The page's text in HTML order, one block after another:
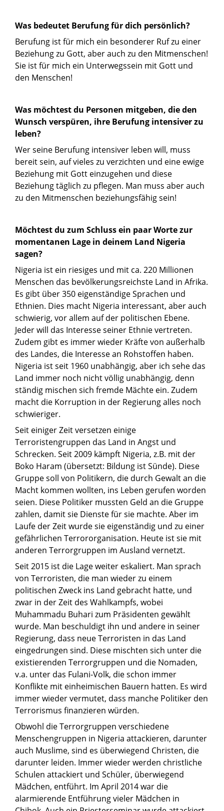
Was bedeutet Berufung für dich persönlich?
Berufung ist für mich ein besonderer Ruf zu einer
Beziehung zu Gott, aber auch zu den Mitmenschen!
Sie ist für mich ein Unterwegssein mit Gott und
den Menschen!
Was möchtest du Personen mitgeben, die den
Wunsch verspüren, ihre Berufung intensiver zu
leben?
Wer seine Berufung intensiver leben will, muss
bereit sein, auf vieles zu verzichten und eine ewige
Beziehung mit Gott einzugehen und diese
Beziehung täglich zu pflegen. Man muss aber auch
zu den Mitmenschen beziehungsfähig sein!
Möchtest du zum Schluss ein paar Worte zur
momentanen Lage in deinem Land Nigeria
sagen?
Nigeria ist ein riesiges und mit ca. 220 Millionen
Menschen das bevölkerungsreichste Land in Afrika.
Es gibt über 350 eigenständige Sprachen und
Ethnien. Dies macht Nigeria interessant, aber auch
schwierig, vor allem auf der politischen Ebene.
Jeder will das Interesse seiner Ethnie vertreten.
Zudem gibt es immer wieder Kräfte von außerhalb
des Landes, die Interesse an Rohstoffen haben.
Nigeria ist seit 1960 unabhängig, aber ich sehe das
Land immer noch nicht völlig unabhängig, denn
ständig mischen sich fremde Mächte ein. Zudem
macht die Korruption in der Regierung alles noch
schwieriger.
Seit einiger Zeit versetzen einige
Terroristengruppen das Land in Angst und
Schrecken. Seit 2009 kämpft Nigeria, z.B. mit der
Boko Haram (übersetzt: Bildung ist Sünde). Diese
Gruppe soll von Politikern, die durch Gewalt an die
Macht kommen wollten, ins Leben gerufen worden
seien. Diese Politiker mussten Geld an die Gruppe
zahlen, damit sie Dienste für sie machte. Aber im
Laufe der Zeit wurde sie eigenständig und zu einer
gefährlichen Terrororganisation. Heute ist sie mit
anderen Terrorgruppen im Ausland vernetzt.
Seit 2015 ist die Lage weiter eskaliert. Man sprach
von Terroristen, die man wieder zu einem
politischen Zweck ins Land gebracht hatte, und
zwar in der Zeit des Wahlkampfs, wobei
Muhammadu Buhari zum Präsidenten gewählt
wurde. Man beschuldigt ihn und andere in seiner
Regierung, dass neue Terroristen in das Land
eingedrungen sind. Diese mischten sich unter die
existierenden Terrorgruppen und die Nomaden,
v.a. unter das Fulani-Volk, die schon immer
Konflikte mit einheimischen Bauern hatten. Es wird
immer wieder vermutet, dass manche Politiker den
Terrorismus finanzieren würden.
Obwohl die Terrorgruppen verschiedene
Menschengruppen in Nigeria attackieren, darunter
auch Muslime, sind es überwiegend Christen, die
darunter leiden. Immer wieder werden christliche
Schulen attackiert und Schüler, überwiegend
Mädchen, entführt. Im April 2014 war die
alarmierende Entführung vieler Mädchen in